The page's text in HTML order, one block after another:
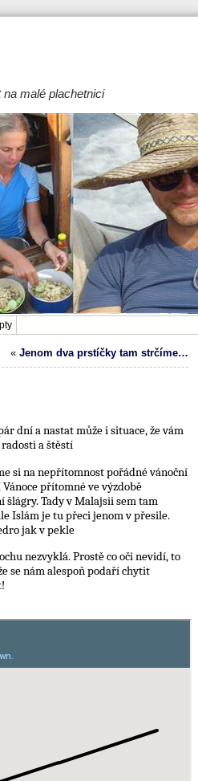
malé plachetnici
« Jenom dva prstíčky tam strčíme…
dní a nastat může i situace, že vám
a štěstí
si na nepřítomnost pořádné vánoční
přítomné ve výzdobě
Tady v Malajsii sem tam
Islám je tu přeci jenom v přesile.
jak v pekle
nezvyklá. Prostě co oči nevidí, to
se nám alespoň podaří chytit